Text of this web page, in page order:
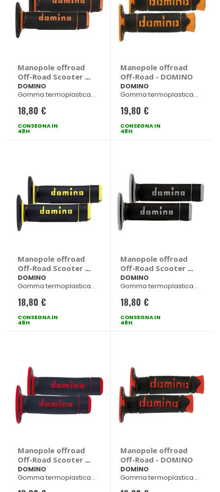
Manopole offroad
Off-Road Scooter -
DOMINO
DOMINO
Gomma termoplastica
Nero/Arancio 120mm dx -
123mm sx
18,80 €
CONSEGNA IN
48H
Manopole offroad
Off-Road - DOMINO
DOMINO
Gomma termoplastica
Nero/Arancio 120mm
19,80 €
CONSEGNA IN
48H
Manopole offroad
Off-Road Scooter -
DOMINO
DOMINO
Gomma termoplastica
Nero/Giallo 120mm dx -
123mm sx
18,80 €
CONSEGNA IN
48H
Manopole offroad
Off-Road Scooter -
DOMINO
DOMINO
Gomma termoplastica
Nero/Grigio 120mm dx -
123mm sx
18,80 €
CONSEGNA IN
48H
Manopole offroad
Off-Road Scooter -
DOMINO
DOMINO
Gomma termoplastica
Manopole offroad
Off-Road - DOMINO
DOMINO
Gomma termoplastica